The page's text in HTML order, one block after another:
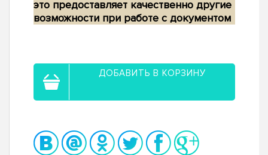
это предоставляет качественно другие
возможности при работе с документом
ДОБАВИТЬ В КОРЗИНУ